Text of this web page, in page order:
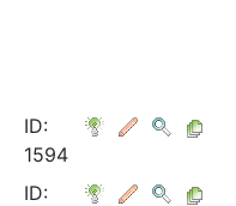
ID:
1594
ID: